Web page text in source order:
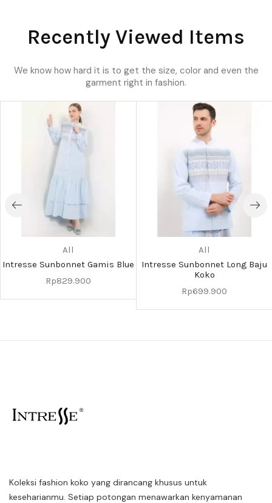
Recently Viewed Items
We know how hard it is to get the size, color and even the
garment right in fashion.
All
Intresse Sunbonnet Gamis Blue
Rp829.900
All
Intresse Sunbonnet Long Baju
Koko
Rp699.900
Koleksi fashion koko yang dirancang khusus untuk
keseharianmu. Setiap potongan menawarkan kenyamanan